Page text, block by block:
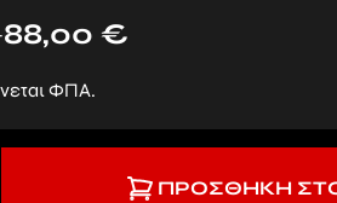
88,00€
ΦΠΑ.
ΠΡΟΣΘΉΚΗ